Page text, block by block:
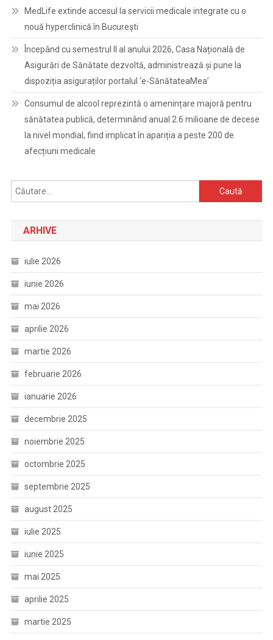
MedLife extinde accesul la servicii medicale integrate cu o
nouă hyperclinică în București
Începând cu semestrul II al anului 2026, Casa Națională de
Asigurări de Sănătate dezvoltă, administrează și pune la
dispoziția asiguraților portalul ‘e-SănătateaMea’
Consumul de alcool reprezintă o amenințare majoră pentru
sănătatea publică, determinând anual 2.6 milioane de decese
la nivel mondial, fiind implicat în apariția a peste 200 de
afecțiuni medicale
Caută
după:
ARHIVE
iulie 2026
iunie 2026
mai 2026
aprilie 2026
martie 2026
februarie 2026
ianuarie 2026
decembrie 2025
noiembrie 2025
octombrie 2025
septembrie 2025
august 2025
iulie 2025
iunie 2025
mai 2025
aprilie 2025
martie 2025